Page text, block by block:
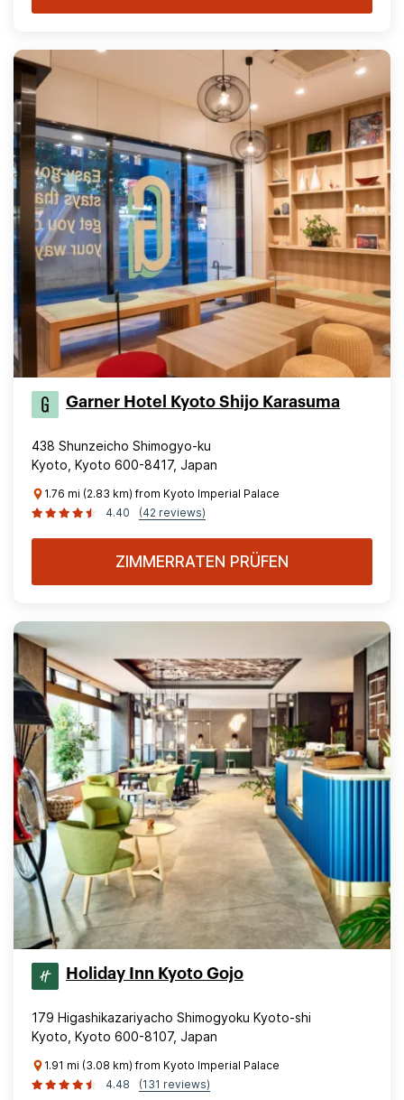
Garner Hotel Kyoto Shijo Karasuma
438 Shunzeicho Shimogyo-ku
Kyoto, Kyoto 600-8417, Japan
1.76 mi (2.83 km) from Kyoto Imperial Palace
4.40
(42 reviews)
ZIMMERRATEN PRÜFEN
Holiday Inn Kyoto Gojo
179 Higashikazariyacho Shimogyoku Kyoto-shi
Kyoto, Kyoto 600-8107, Japan
1.91 mi (3.08 km) from Kyoto Imperial Palace
4.48
(131 reviews)